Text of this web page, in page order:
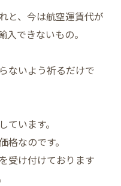
と、今は航空運賃代が
できないもの。
ないよう祈るだけで
います。
なのです。
受け付けております